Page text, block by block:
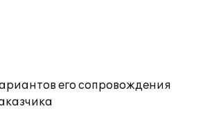
его сопровождения